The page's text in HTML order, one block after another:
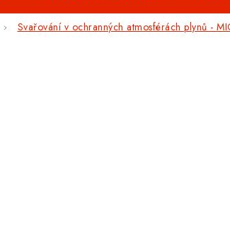
Svařování v ochranných atmosférách plynů -